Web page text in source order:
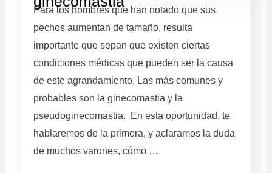
Para los hombres que han notado que sus
pechos aumentan de tamaño, resulta
importante que sepan que existen ciertas
condiciones médicas que pueden ser la causa
de este agrandamiento. Las más comunes y
probables son la ginecomastia y la
pseudoginecomastia. En esta oportunidad, te
hablaremos de la primera, y aclaramos la duda
de muchos varones, cómo …